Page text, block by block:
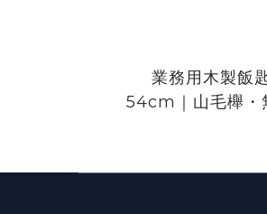
業務用木製飯
54cm｜山毛櫸・